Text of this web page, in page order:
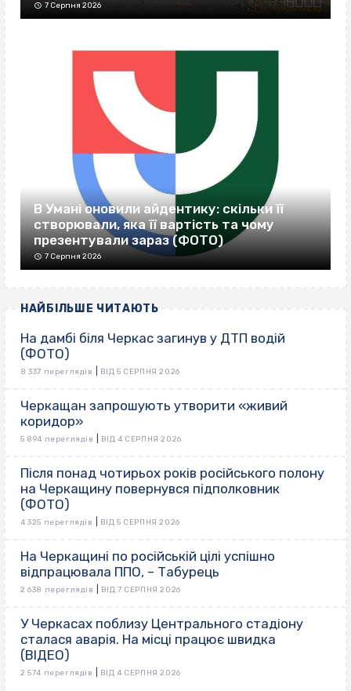
7 Серпня 2026
В Умані оновили айдентику: скільки її
створювали, яка її вартість та чому
презентували зараз (ФОТО)
7 Серпня 2026
НАЙБІЛЬШЕ ЧИТАЮТЬ
На дамбі біля Черкас загинув у ДТП водій
(ФОТО)
8 337 переглядів ВІД 5 СЕРПНЯ 2026
Черкащан запрошують утворити «живий
коридор»
5 894 переглядів ВІД 4 СЕРПНЯ 2026
Після понад чотирьох років російського полону
на Черкащину повернувся підполковник
(ФОТО)
4 325 переглядів ВІД 5 СЕРПНЯ 2026
На Черкащині по російській цілі успішно
відпрацювала ППО, – Табурець
2 638 переглядів ВІД 7 СЕРПНЯ 2026
У Черкасах поблизу Центрального стадіону
сталася аварія. На місці працює швидка
(ВІДЕО)
2 574 переглядів ВІД 4 СЕРПНЯ 2026